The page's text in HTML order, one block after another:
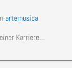
artemusica
Karriere…